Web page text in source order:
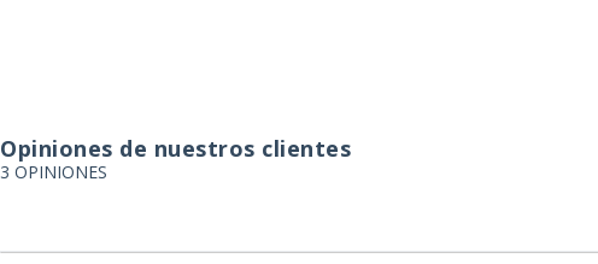
Opiniones de nuestros clientes
3 OPINIONES